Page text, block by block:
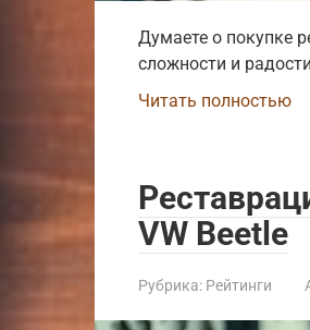
Думаете о покупке
сложности и
Читать полностью
VW Beetle
Рубрика: Рейтинги